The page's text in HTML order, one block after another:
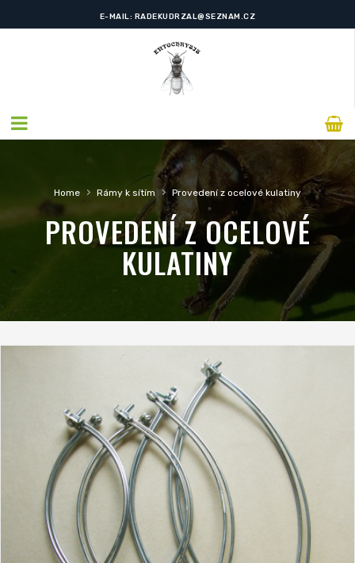
TELEFON: +420 608 120 871
Home › Rámy k sítím › Provedení z ocelové kulatiny
PROVEDENÍ Z OCELOVÉ
KULATINY